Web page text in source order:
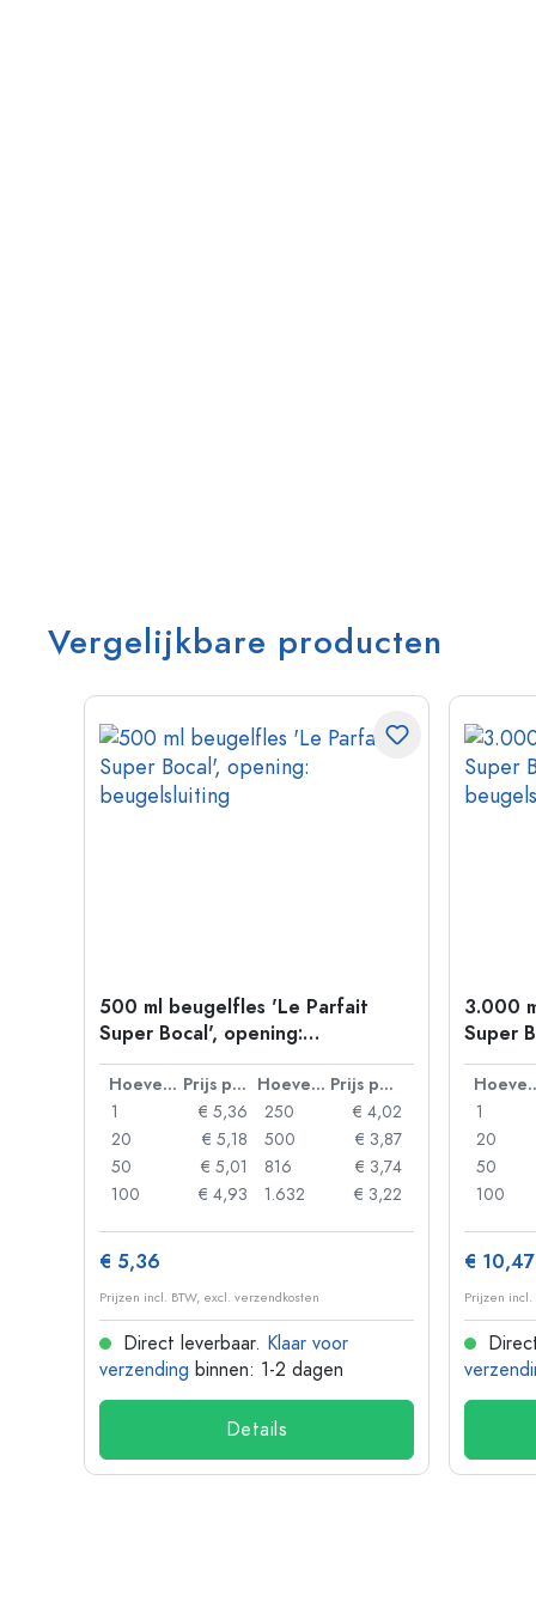
Vergelijkbare producten
500 ml beugelfles 'Le Parfait
Super Bocal', opening:
beugelsluiting
Hoeveelheid Prijs per eenheid Hoeveelheid
Prijs per eenheid
1
€ 5,36
20
€ 5,18
50
€ 5,01
100
€ 4,93
250
€ 4,02
500
€ 3,87
816
€ 3,74
1.632
€ 3,22
€ 5,36
Prijzen incl. BTW, excl. verzendkosten
Direct leverbaar. Klaar voor
verzending binnen: 1-2 dagen
Details
3.000
Super
1
20
50
100
€ 10,47
Prijzen incl.